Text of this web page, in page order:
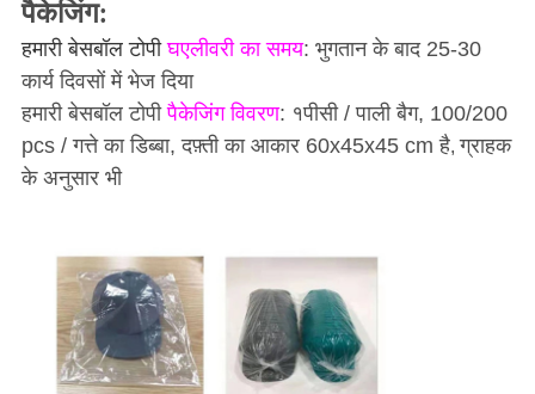
पैकेजिंग:
हमारी बेसबॉल टोपीघएलीवरी का समय: भुगतान के बाद 25-30
कार्य दिवसों में भेज दिया
हमारी बेसबॉल टोपीपैकेजिंग विवरण: १पीसी / पाली बैग, 100/200
pcs / गत्ते का डिब्बा, दफ़्ती का आकार 60x45x45 cm है,ग्राहक
के अनुसार भी